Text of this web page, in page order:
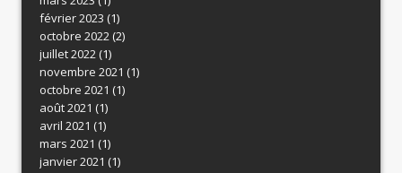
février 2023 (1)
octobre 2022(2)
juillet 2022(1)
novembre 2021 (1)
octobre 2021 (1)
août 2021 (1)
avril 2021 (1)
mars 2021 (1)
janvier 2021 (1)